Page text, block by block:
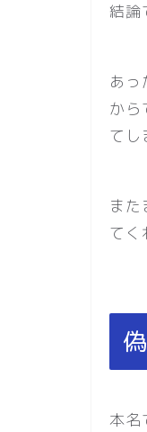
結論
あっ
から
てし
また
てく
本名